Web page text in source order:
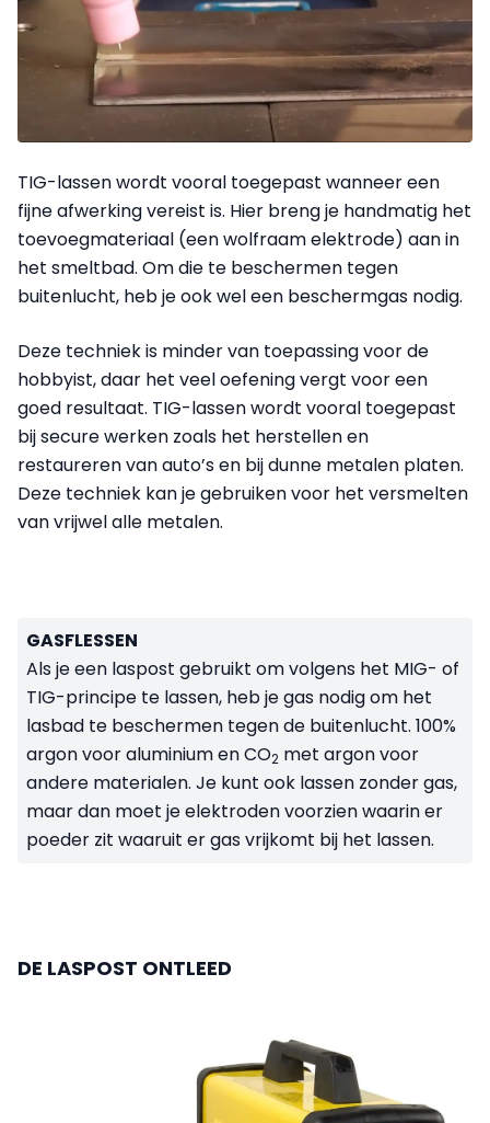
TIG-lassen wordt vooral toegepast wanneer een
fijne afwerking vereist is. Hier breng je handmatig het
toevoegmateriaal (een wolfraam elektrode) aan in
het smeltbad. Om die te beschermen tegen
buitenlucht, heb je ook wel een beschermgas nodig.
Deze techniek is minder van toepassing voor de
hobbyist, daar het veel oefening vergt voor een
goed resultaat. TIG-lassen wordt vooral toegepast
bij secure werken zoals het herstellen en
restaureren van auto’s en bij dunne metalen platen.
Deze techniek kan je gebruiken voor het versmelten
van vrijwel alle metalen.
GASFLESSEN
Als je een laspost gebruikt om volgens het MIG- of
TIG-principe te lassen, heb je gas nodig om het
lasbad te beschermen tegen de buitenlucht. 100%
argon voor aluminium en CO2 met argon voor
andere materialen. Je kunt ook lassen zonder gas,
maar dan moet je elektroden voorzien waarin er
poeder zit waaruit er gas vrijkomt bij het lassen.
DE LASPOST ONTLEED